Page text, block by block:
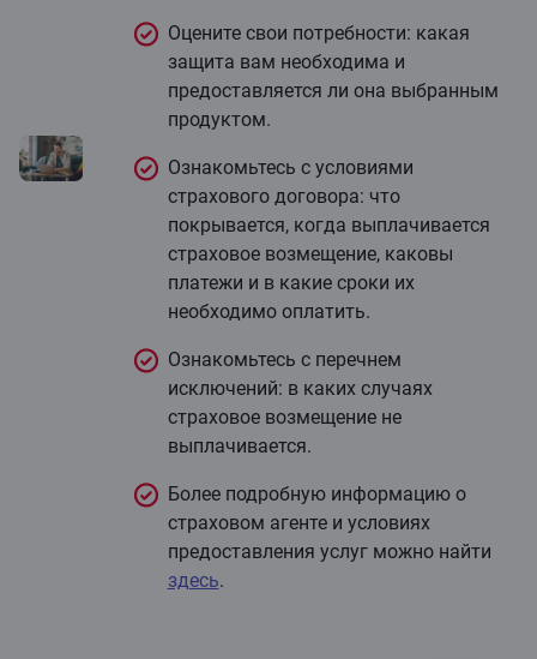
Оцените свои потребности: какая
защита вам необходима и
предоставляется ли она выбранным
продуктом.
Ознакомьтесь с условиями
страхового договора: что
покрывается, когда выплачивается
страховое возмещение, каковы
платежи и в какие сроки их
необходимо оплатить.
Ознакомьтесь с перечнем
исключений: в каких случаях
страховое возмещение не
выплачивается.
Более подробную информацию о
страховом агенте и условиях
предоставления услуг можно найти
здесь.